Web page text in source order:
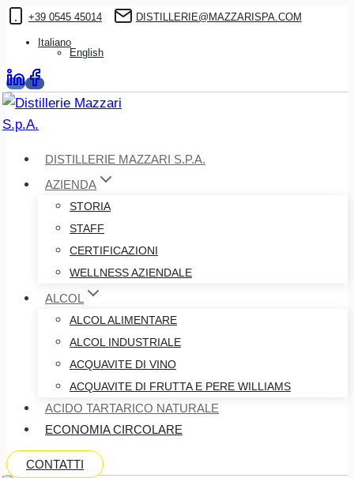
Salta
contenuto
+39 0545 45014 DISTILLERIE@MAZZARISPA.COM
Italiano
English
DISTILLERIE MAZZARI S.P.A.
AZIENDA
STORIA
STAFF
CERTIFICAZIONI
WELLNESS AZIENDALE
ALCOL
ALCOL ALIMENTARE
ALCOL INDUSTRIALE
ACQUAVITE DI VINO
ACQUAVITE DI FRUTTA E PERE WILLIAMS
ACIDO TARTARICO NATURALE
ECONOMIA CIRCOLARE
CONTATTI